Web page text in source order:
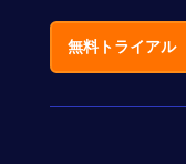
無料トライアル